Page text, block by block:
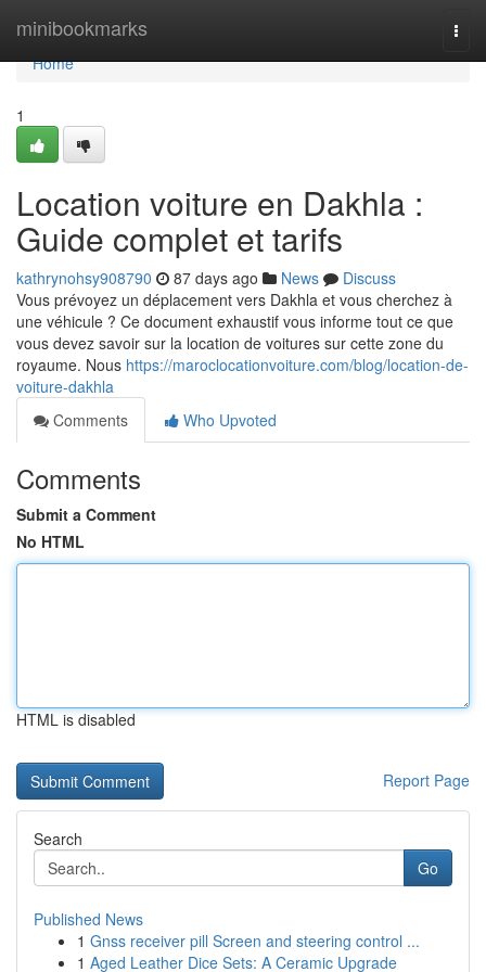
minibookmarks
Home
Home
1
Location voiture en Dakhla :
Guide complet et tarifs
kathrynohsy908790 87 days ago News
Discuss
Vous prévoyez un déplacement vers Dakhla et vous cherchez à
une véhicule ? Ce document exhaustif vous informe tout ce que
vous devez savoir sur la location de voitures sur cette zone du
royaume. Nous https://maroclocationvoiture.com/blog/location-de-
voiture-dakhla
Comments
Who Upvoted
Comments
Submit a Comment
No HTML
HTML is disabled
Report Page
Search
Go
Published News
1 Gnss receiver pill Screen and steering control ...
1 Aged Leather Dice Sets: A Ceramic Upgrade